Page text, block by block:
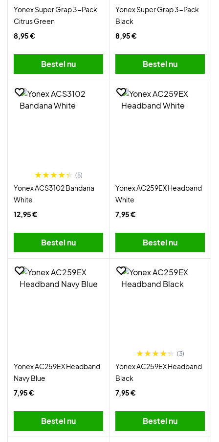
Yonex Super Grap 3-Pack
Citrus Green
8,95 €
Bestel nu
Yonex Super Grap 3-Pack
Black
8,95 €
Bestel nu
(5)
Yonex ACS3102 Bandana
White
12,95 €
Bestel nu
Yonex AC259EX Headband
White
7,95 €
Bestel nu
Yonex AC259EX Headband
Navy Blue
7,95 €
Bestel nu
(3)
Yonex AC259EX Headband
Black
7,95 €
Bestel nu